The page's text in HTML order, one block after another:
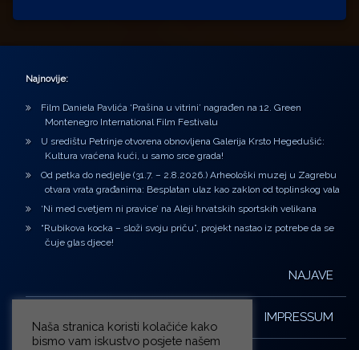
Najnovije:
Film Daniela Pavlića ‘Prašina u vitrini’ nagrađen na 12. Green
Montenegro International Film Festivalu
U središtu Petrinje otvorena obnovljena Galerija Krsto Hegedušić:
Kultura vraćena kući, u samo srce grada!
Od petka do nedjelje (31.7. – 2.8.2026.) Arheološki muzej u Zagrebu
otvara vrata građanima: Besplatan ulaz kao zaklon od toplinskog vala
‘Ni med cvetjem ni pravice’ na Aleji hrvatskih sportskih velikana
“Rubikova kocka – složi svoju priču”, projekt nastao iz potrebe da se
čuje glas djece!
NAJAVE
IMPRESSUM
Naša stranica koristi kolačiće kako
bismo vam iskustvo posjete našem